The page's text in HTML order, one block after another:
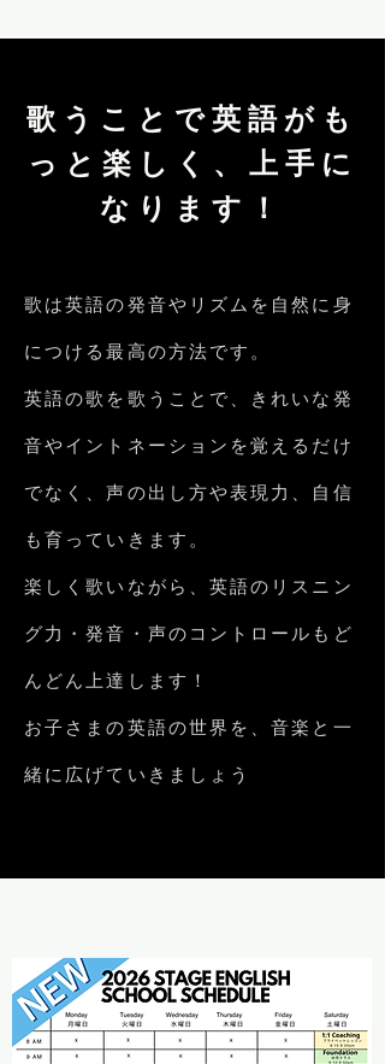
歌うことで英語がも
っと楽しく、上手に
なります！
歌は英語の発音やリズムを自然に身
につける最高の方法です。
英語の歌を歌うことで、きれいな発
音やイントネーションを覚えるだけ
でなく、声の出し方や表現力、自信
も育っていきます。
楽しく歌いながら、英語のリスニン
グ力・発音・声のコントロールもど
んどん上達します！
お子さまの英語の世界を、音楽と一
緒に広げていきましょう